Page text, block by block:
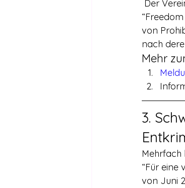
von
nach
Mehr
3.
Mehrfach
“Für eine
von Juni